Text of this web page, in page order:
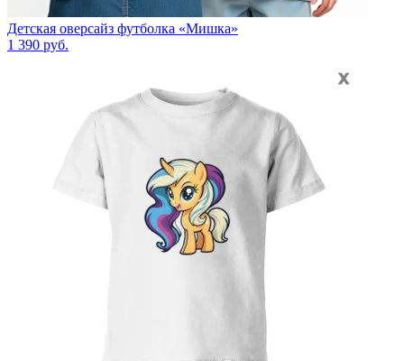
Детская оверсайз футболка «Мишка»
1 390 руб.